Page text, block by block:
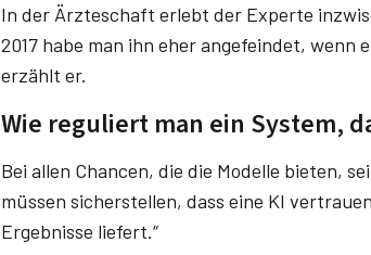
In der Ärzteschaft erlebt der Experte
2017 habe man ihn eher angefeindet,
erzählt er.
Wie reguliert man ein System,
Bei allen Chancen, die die Modelle bieten,
müssen sicherstellen, dass eine KI
Ergebnisse liefert.“